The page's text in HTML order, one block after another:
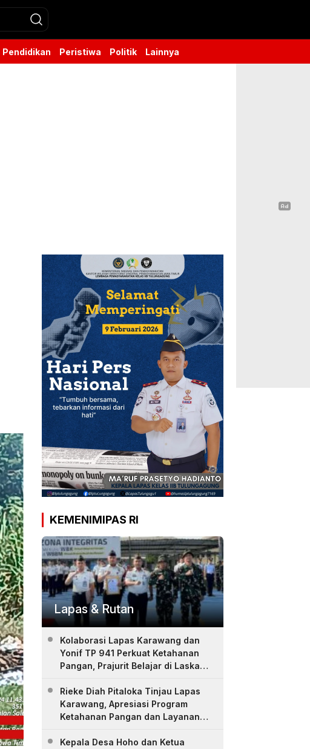
Pendidikan Peristiwa Politik Lainnya
KEMENIMIPAS RI
Lapas & Rutan
Kolaborasi Lapas Karawang dan
Yonif TP 941 Perkuat Ketahanan
Pangan, Prajurit Belajar di Laskar
Rieke Diah Pitaloka Tinjau Lapas
Karawang, Apresiasi Program
Ketahanan Pangan dan Layanan
Kepala Desa Hoho dan Ketua